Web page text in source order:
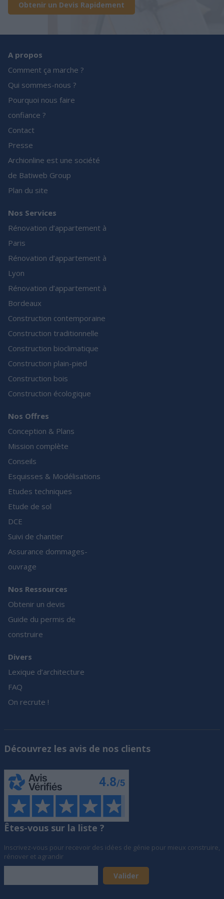
Obtenir un Devis Rapidement
A propos
Comment ça marche ?
Qui sommes-nous ?
Pourquoi nous faire
confiance ?
Contact
Presse
Archionline est une société
de Batiweb Group
Plan du site
Nos Services
Rénovation d’appartement à
Paris
Rénovation d’appartement à
Lyon
Rénovation d’appartement à
Bordeaux
Construction contemporaine
Construction traditionnelle
Construction bioclimatique
Construction plain-pied
Construction bois
Construction écologique
Nos Offres
Conception & Plans
Mission complète
Conseils
Esquisses & Modélisations
Etudes techniques
Etude de sol
DCE
Suivi de chantier
Assurance dommages-
ouvrage
Nos Ressources
Obtenir un devis
Guide du permis de
construire
Divers
Lexique d’architecture
FAQ
On recrute !
Découvrez les avis de nos clients
Êtes-vous sur la liste ?
Inscrivez-vous pour recevoir des idées de génie pour mieux construire,
rénover et agrandir